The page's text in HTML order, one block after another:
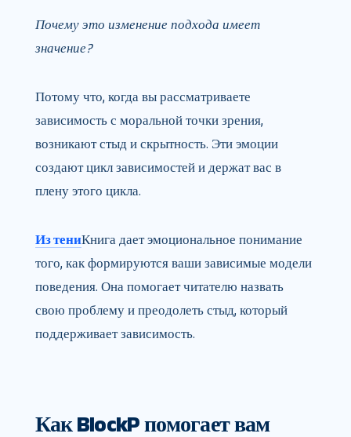
Почему это изменение подхода имеет
значение?
Потому что, когда вы рассматриваете
зависимость с моральной точки зрения,
возникают стыд и скрытность. Эти эмоции
создают цикл зависимостей и держат вас в
плену этого цикла.
Из тениКнига дает эмоциональное понимание
того, как формируются ваши зависимые модели
поведения. Она помогает читателю назвать
свою проблему и преодолеть стыд, который
поддерживает зависимость.
Как BlockP помогает вам